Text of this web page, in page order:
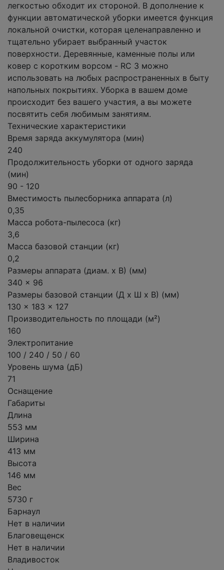
легкостью обходит их стороной. В дополнение к
функции автоматической уборки имеется функция
локальной очистки, которая целенаправленно и
тщательно убирает выбранный участок
поверхности. Деревянные, каменные полы или
ковер с коротким ворсом - RC 3 можно
использовать на любых распространенных в быту
напольных покрытиях. Уборка в вашем доме
происходит без вашего участия, а вы можете
посвятить себя любимым занятиям.
Технические характеристики
Время заряда аккумулятора (мин)
240
Продолжительность уборки от одного заряда
(мин)
90 - 120
Вместимость пылесборника аппарата (л)
0,35
Масса робота-пылесоса (кг)
3,6
Масса базовой станции (кг)
0,2
Размеры аппарата (диам. х В) (мм)
340 x 96
Размеры базовой станции (Д х Ш х В) (мм)
130 x 183 x 127
Производительность по площади (м²)
160
Электропитание
100 / 240 / 50 / 60
Уровень шума (дБ)
71
Оснащение
Габариты
Длина
553 мм
Ширина
413 мм
Высота
146 мм
Вес
5730 г
Барнаул
Нет в наличии
Благовещенск
Нет в наличии
Владивосток